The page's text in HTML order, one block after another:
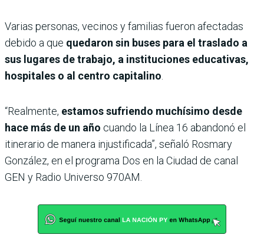
Varias personas, vecinos y familias fueron afectadas
debido a que quedaron sin buses para el traslado a
sus lugares de trabajo, a instituciones educativas,
hospitales o al centro capitalino.
“Realmente, estamos sufriendo muchísimo desde
hace más de un año cuando la Línea 16 abandonó el
itinerario de manera injustificada”, señaló Rosmary
González, en el programa Dos en la Ciudad de canal
GEN y Radio Universo 970AM.